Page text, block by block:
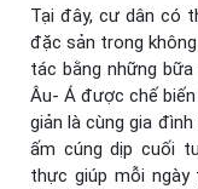
Tại đây, cư dân có
đặc sản trong
tác bằng những
Âu- Á được chế
giản là cùng gia
ấm cúng dịp cuối
thực giúp mỗi